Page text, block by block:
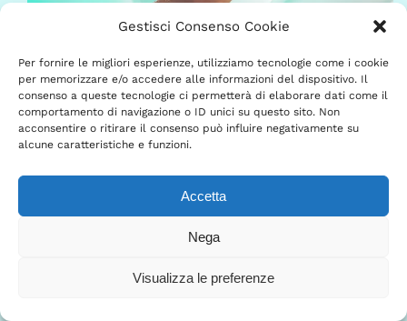
Gestisci Consenso Cookie
Per fornire le migliori esperienze, utilizziamo tecnologie come i cookie
per memorizzare e/o accedere alle informazioni del dispositivo. Il
consenso a queste tecnologie ci permetterà di elaborare dati come il
comportamento di navigazione o ID unici su questo sito. Non
acconsentire o ritirare il consenso può influire negativamente su
alcune caratteristiche e funzioni.
Accetta
Nega
Visualizza le preferenze
27/09 :: Flow Experience 10° Anniversario